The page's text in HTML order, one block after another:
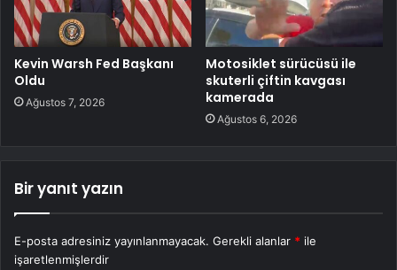
Kevin Warsh Fed Başkanı
Oldu
Ağustos 7, 2026
Motosiklet sürücüsü ile
skuterli çiftin kavgası
kamerada
Ağustos 6, 2026
Bir yanıt yazın
E-posta adresiniz yayınlanmayacak. Gerekli alanlar * ile
işaretlenmişlerdir